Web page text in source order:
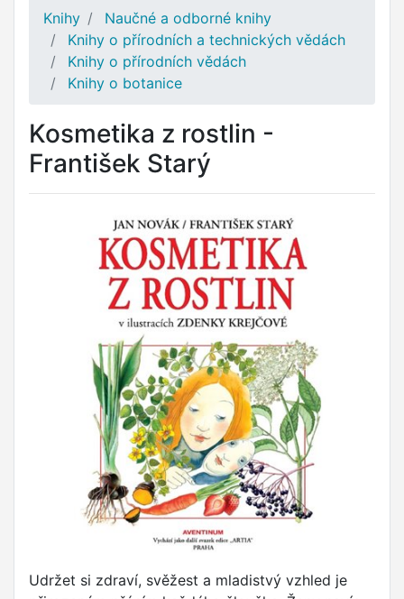
Knihy
Naučné a odborné knihy
Knihy o přírodních a technických vědách
Knihy o přírodních vědách
Knihy o botanice
Kosmetika z rostlin -
František Starý
Udržet si zdraví, svěžest a mladistvý vzhled je